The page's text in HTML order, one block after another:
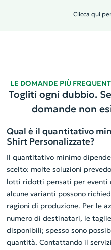
Clicca qui
LE DOMANDE PIÙ
Togliti ogni dubbio.
domande non
Qual è il quantitativo
Shirt Personalizzate?
Il quantitativo minimo
scelto: molte soluzioni
lotti ridotti pensati per eventi
alcune varianti possono
ragioni di produzione. Per le
numero di destinatari, le
disponibili; spesso sono
quantità. Contattando il